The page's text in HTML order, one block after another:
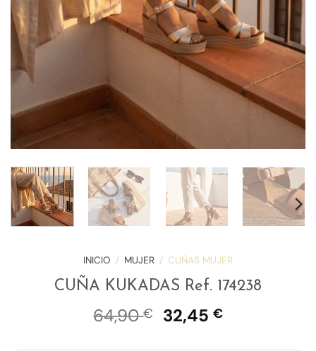
INICIO / MUJER / CUÑAS MUJER
CUÑA KUKADAS Ref. 174238
64,90€ El
32,45 €El